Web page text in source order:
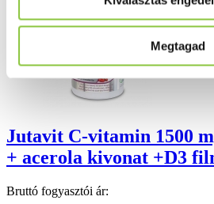
Megtagad
Jutavit C-vitamin 1500
+ acerola kivonat +D3
Bruttó fogyasztói ár: